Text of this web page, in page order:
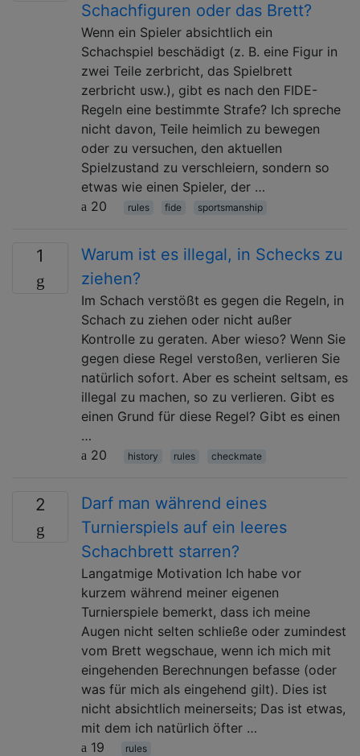
Schachfiguren oder das Brett?
Wenn ein Spieler absichtlich ein
Schachspiel beschädigt (z. B. eine Figur in
zwei Teile zerbricht, das Spielbrett
zerbricht usw.), gibt es nach den FIDE-
Regeln eine bestimmte Strafe? Ich spreche
nicht davon, Teile heimlich zu bewegen
oder zu versuchen, den aktuellen
Spielzustand zu verschleiern, sondern so
etwas wie einen Spieler, der …
20
rules fide sportsmanship
1
Warum ist es illegal, in Schecks zu
ziehen?
Im Schach verstößt es gegen die Regeln, in
Schach zu ziehen oder nicht außer
Kontrolle zu geraten. Aber wieso? Wenn Sie
gegen diese Regel verstoßen, verlieren Sie
natürlich sofort. Aber es scheint seltsam, es
illegal zu machen, so zu verlieren. Gibt es
einen Grund für diese Regel? Gibt es einen
…
20
history rules checkmate
2
Darf man während eines
Turnierspiels auf ein leeres
Schachbrett starren?
Langatmige Motivation Ich habe vor
kurzem während meiner eigenen
Turnierspiele bemerkt, dass ich meine
Augen nicht selten schließe oder zumindest
vom Brett wegschaue, wenn ich mich mit
eingehenden Berechnungen befasse (oder
was für mich als eingehend gilt). Dies ist
nicht absichtlich meinerseits; Das ist etwas,
mit dem ich natürlich öfter …
19
rules